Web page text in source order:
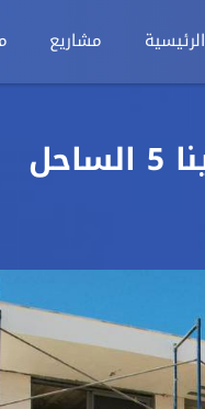
الرئيسية مشاريع
تاون هاوس 254م للبيع في قرية سولين مارينا 5 الساحل